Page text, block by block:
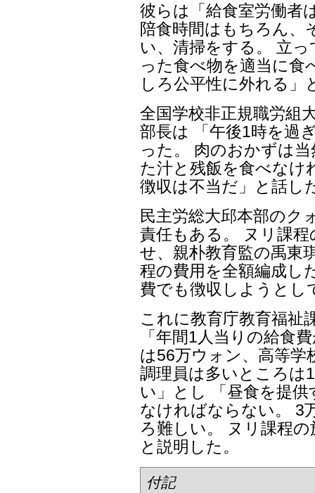
彼らは「給食室労働者
陪食時間はもちろん、
い、清掃をする。 立
った食べ物を適当に食
しろ公平性に外れる」
全国学校非正規職労組
部長は 「午後1時を過
った。 肉のおかずは
た汁と残飯を食べなけ
徴収は不当だ」と話し
民主労総大邱本部のク
責任もある。 ヌリ課
せ、親朴教育監の禹東
程の費用を全額編成し
費でも徴収しようとし
これに教育庁教育福祉
「年間1人当りの給食
は56万ウォン、高等学
調理員は多いところは
い」とし 「昼食を提
なければならない。 3
ろ難しい。 ヌリ課程
と説明した。
付記